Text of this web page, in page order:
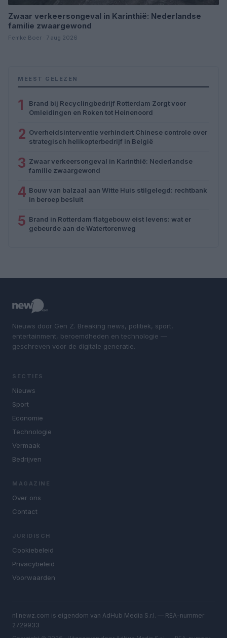
Zwaar verkeersongeval in Karinthië: Nederlandse
familie zwaargewond
Femke Boer · 7 aug 2026
MEEST GELEZEN
1
Brand bij Recyclingbedrijf Rotterdam Zorgt voor
Omleidingen en Roken tot Heinenoord
2 Overheidsinterventie verhindert Chinese controle over
strategisch helikopterbedrijf in België
3 Zwaar verkeersongeval in Karinthië: Nederlandse
familie zwaargewond
4 Bouw van balzaal aan Witte Huis stilgelegd: rechtbank
in beroep besluit
5 Brand in Rotterdam flatgebouw eist levens: wat er
gebeurde aan de Watertorenweg
Nieuws door Gen Z. Breaking news, politiek, sport,
entertainment, beroemdheden en technologie —
geschreven voor de digitale generatie.
SECTIES
Nieuws
Sport
Economie
Technologie
Vermaak
Bedrijven
MAGAZINE
Over ons
Contact
JURIDISCH
Cookiebeleid
Privacybeleid
Voorwaarden
nl.newz.com is eigendom van AdHub Media S.r.l. — REA-nummer
2729933